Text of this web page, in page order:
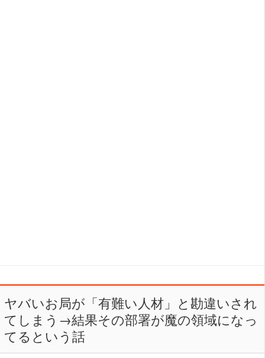
ヤバいお局が「有難い人材」と勘違いされ
てしまう→結果その部署が魔の領域になっ
てるという話